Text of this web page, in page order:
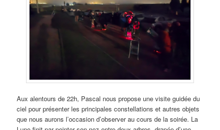
Aux alentours de 22h, Pascal nous propose une visite guidée du
ciel pour présenter les principales constellations et autres objets
que nous aurons l’occasion d’observer au cours de la soirée. La